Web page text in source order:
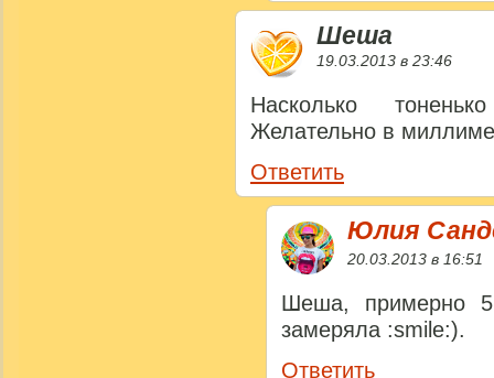
Шеша
19.03.2013 в 23:46
Насколько
Желательно в
Ответить
Юлия
20.03.2013 в 16:51
Шеша, примерно
замеряла :smile:).
Ответить